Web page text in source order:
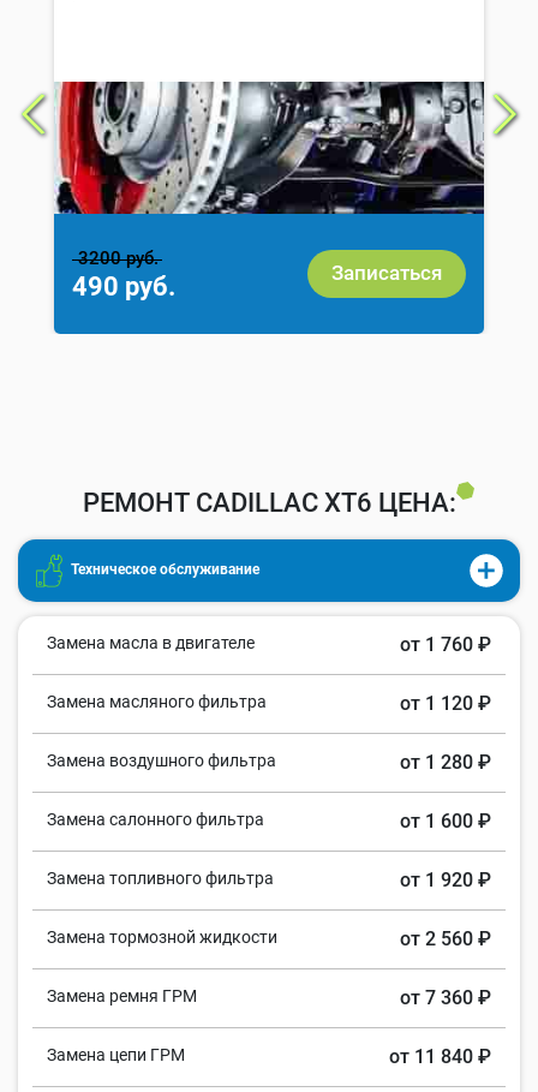
3200 руб.
490 руб. Записаться
РЕМОНТ CADILLAC XT6 ЦЕНА:
Техническое обслуживание
Замена масла в двигателе от 1 760 ₽
Замена масляного фильтра от 1 120 ₽
Замена воздушного фильтра от 1 280 ₽
Замена салонного фильтра от 1 600 ₽
Замена топливного фильтра от 1 920 ₽
Замена тормозной жидкости от 2 560 ₽
Замена ремня ГРМ от 7 360 ₽
Замена цепи ГРМ от 11 840 ₽